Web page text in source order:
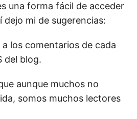
una forma fácil de acceder
dejo mi de sugerencias:
los comentarios de cada
del blog.
aunque muchos no
somos muchos lectores